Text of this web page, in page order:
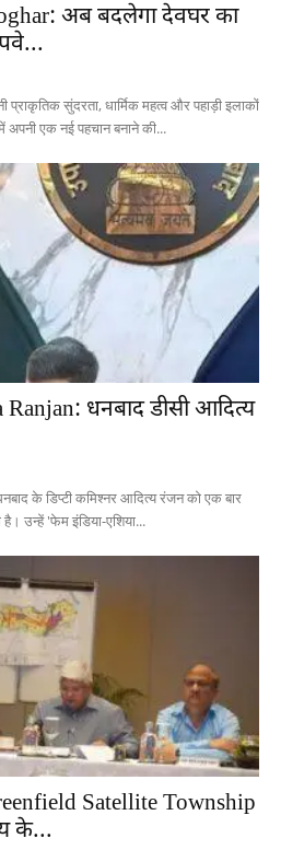
अब बदलेगा देवघर का
सुंदरता, धार्मिक महत्व और पहाड़ी इलाकों
एक नई पहचान बनाने की...
धनबाद डीसी आदित्य
के डिप्टी कमिश्नर आदित्य रंजन को एक बार
है। उन्हें 'फेम इंडिया-एशिया...
Satellite Township
के...